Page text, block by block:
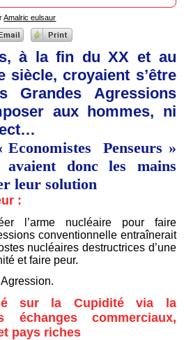
Amalric eulsaur
à la fin du XX et au
siècle, croyaient s’être
Grandes Agressions
aux hommes, ni
Economistes Penseurs »
avaient donc les mains
leur solution
:
l’arme nucléaire pour faire
conventionnelle entraînerait
nucléaires destructrices d’une
et faire peur.
sur la Cupidité via la
échanges commerciaux,
pays riches